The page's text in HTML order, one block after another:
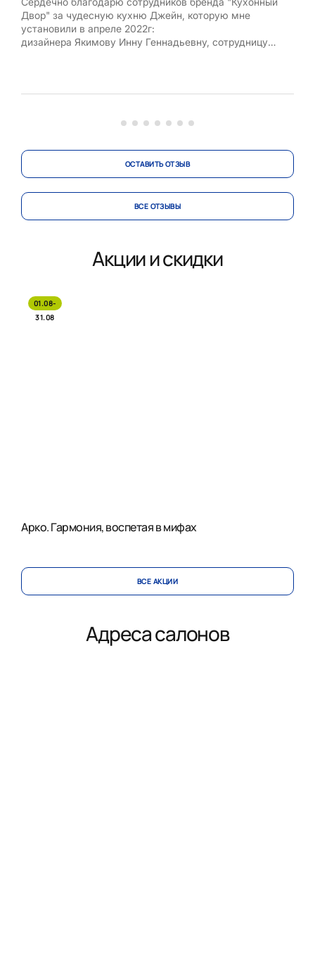
Двор" за чудесную кухню Джейн, которую мне
установили в апреле 2022г:
дизайнера Якимову Инну Геннадьевну, сотрудницу
Васильевича;
ОСТАВИТЬ ОТЗЫВ
ВСЕ ОТЗЫВЫ
Акции и скидки
01.08-
31.08
Арко. Гармония, воспетая в мифах
ВСЕ АКЦИИ
Адреса салонов